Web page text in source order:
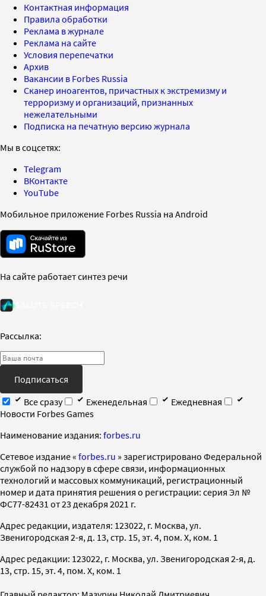
Контактная информация
Правила обработки
Реклама в журнале
Реклама на сайте
Условия перепечатки
Архив
Вакансии в Forbes Russia
Сканер иноагентов, причастных к экстремизму и
терроризму и организаций, признанных
нежелательными
Подписка на печатную версию журнала
Мы в соцсетях:
Telegram
ВКонтакте
YouTube
Мобильное приложение Forbes Russia на Android
На сайте работает синтез речи
Рассылка:
Подписаться
Все сразу
Еженедельная
Ежедневная
Новости Forbes Games
Наименование издания: forbes.ru
Cетевое издание « forbes.ru » зарегистрировано Федеральной
службой по надзору в сфере связи, информационных
технологий и массовых коммуникаций, регистрационный
номер и дата принятия решения о регистрации: серия Эл №
ФС77-82431 от 23 декабря 2021 г.
Адрес редакции, издателя: 123022, г. Москва, ул.
Звенигородская 2-я, д. 13, стр. 15, эт. 4, пом. X, ком. 1
Адрес редакции: 123022, г. Москва, ул. Звенигородская 2-я, д.
13, стр. 15, эт. 4, пом. X, ком. 1